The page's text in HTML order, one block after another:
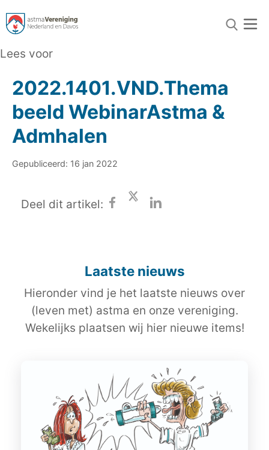
Lees voor
2022.1401.VND.Thema
beeld WebinarAstma &
Admhalen
Gepubliceerd: 16 jan 2022
Deel dit artikel:
Laatste nieuws
Hieronder vind je het laatste nieuws over
(leven met) astma en onze vereniging.
Wekelijks plaatsen wij hier nieuwe items!